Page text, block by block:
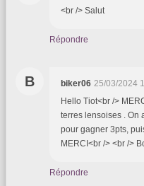
<br /> Salut
Répondre
B biker06 25/03/2024
Hello Tiot<br />
terres lensoises . On
pour gagner 3pts,
MERCI<br /> <br />
Répondre